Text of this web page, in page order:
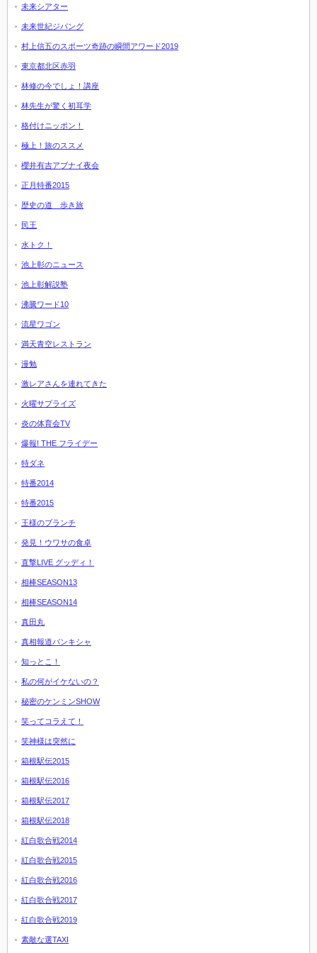
未来シアター
未来世紀ジパング
村上信五のスポーツ奇跡の瞬間アワード2019
東京都北区赤羽
林修の今でしょ！講座
林先生が驚く初耳学
格付けニッポン！
極上！旅のススメ
櫻井有吉アブナイ夜会
正月特番2015
歴史の道 歩き旅
民王
水トク！
池上彰のニュース
池上彰解説塾
沸騰ワード10
流星ワゴン
満天青空レストラン
漫勉
激レアさんを連れてきた
火曜サプライズ
炎の体育会TV
爆報! THE フライデー
特ダネ
特番2014
特番2015
王様のブランチ
発見！ウワサの食卓
直撃LIVE グッディ！
相棒SEASON13
相棒SEASON14
真田丸
真相報道バンキシャ
知っとこ！
私の何がイケないの？
秘密のケンミンSHOW
笑ってコラえて！
笑神様は突然に
箱根駅伝2015
箱根駅伝2016
箱根駅伝2017
箱根駅伝2018
紅白歌合戦2014
紅白歌合戦2015
紅白歌合戦2016
紅白歌合戦2017
紅白歌合戦2019
素敵な選TAXI